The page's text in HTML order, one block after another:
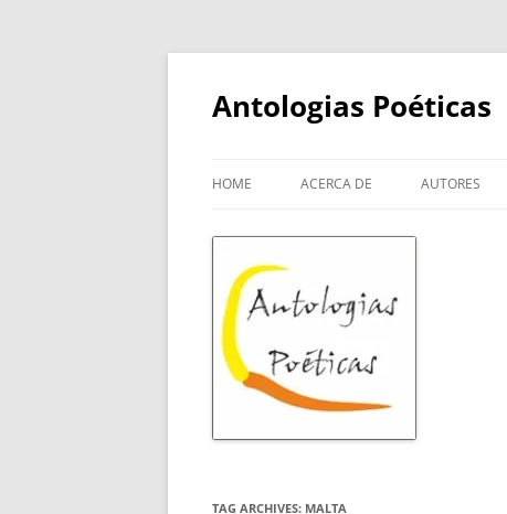
Skip
Antologias Poéticas
HOME ACERCA DE AUTORES
TAG ARCHIVES: MALTA